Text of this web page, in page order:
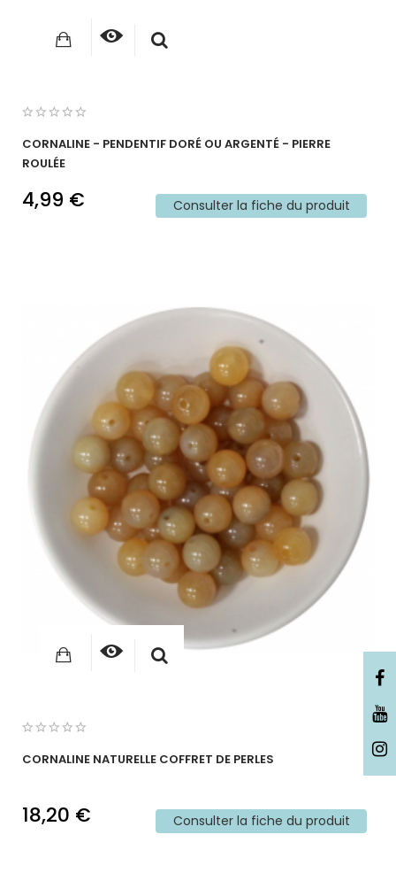
CORNALINE - PENDENTIF DORÉ OU ARGENTÉ - PIERRE
ROULÉE
4,99 € Consulter la fiche du produit
CORNALINE NATURELLE COFFRET DE PERLES
18,20 € Consulter la fiche du produit